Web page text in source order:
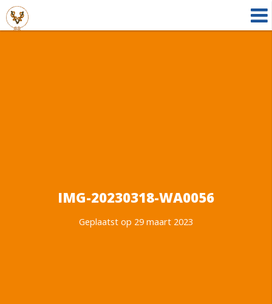
IMG-20230318-WA0056
Geplaatst op 29 maart 2023